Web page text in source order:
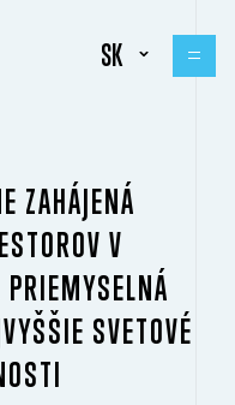
SK
ZAHÁJENÁ
V
SVETOVÉ